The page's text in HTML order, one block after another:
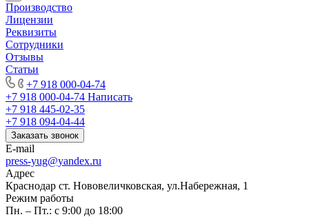
Производство
Лицензии
Реквизиты
Сотрудники
Отзывы
Статьи
+7 918 000-04-74
+7 918 000-04-74 Написать
+7 918 445-02-35
+7 918 094-04-44
Заказать звонок
E-mail
press-yug@yandex.ru
Адрес
Краснодар ст. Нововеличковская, ул.Набережная, 1
Режим работы
Пн. – Пт.: с 9:00 до 18:00